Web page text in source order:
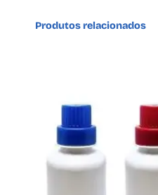
Produtos relacionados